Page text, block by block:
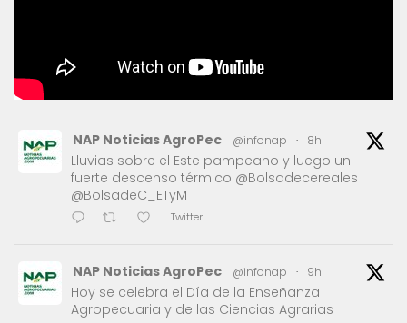
NAP Noticias AgroPec @infonap · 8h
Lluvias sobre el Este pampeano y luego un
fuerte descenso térmico @Bolsadecereales
@BolsadeC_ETyM
Twitter
NAP Noticias AgroPec @infonap · 9h
Hoy se celebra el Día de la Enseñanza
Agropecuaria y de las Ciencias Agrarias